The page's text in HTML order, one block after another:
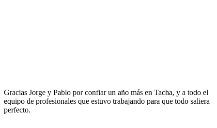
Gracias Jorge y Pablo por confiar un año más en Tacha, y a todo el
equipo de profesionales que estuvo trabajando para que todo saliera
perfecto.